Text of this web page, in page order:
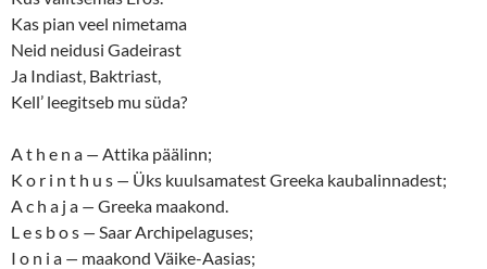
Kas pian veel nimetama
Neid neidusi Gadeirast
Ja Indiast, Baktriast,
Kell’ leegitseb mu süda?
A t h e n a — Attika päälinn;
K o r i n t h u s — Üks kuulsamatest Greeka kaubalinnadest;
A c h a j a — Greeka maakond.
L e s b o s — Saar Archipelaguses;
I o n i a — maakond Väike-Aasias;